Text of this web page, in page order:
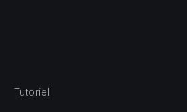
Tutoriel